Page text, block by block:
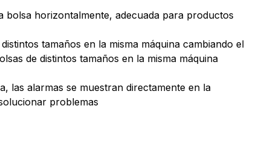
bolsa horizontalmente, adecuada para productos
tamaños en la misma máquina cambiando el
de distintos tamaños en la misma máquina
las alarmas se muestran directamente en la
problemas